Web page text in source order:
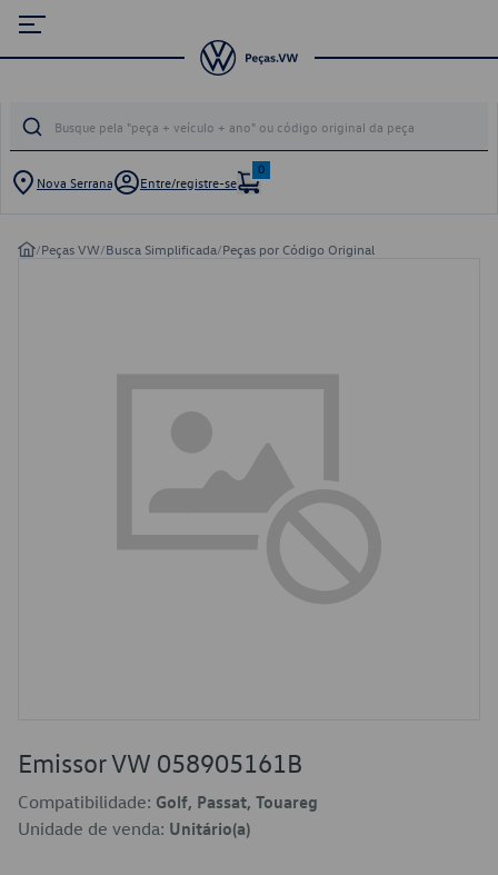
Nova Serrana Entre/registre-se
0
/Peças VW/Busca Simplificada/Peças por Código Original
Emissor VW 058905161B
Compatibilidade: Golf, Passat, Touareg
Unidade de venda: Unitário(a)